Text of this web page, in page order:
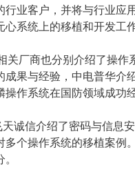
行业客户，并将与行业应
系统上的移植和开发工作
关厂商也分别介绍了操
成果与经验，中电普华介
作系统在国防领域成功经
诚信介绍了密码与信息
多个操作系统的移植案例